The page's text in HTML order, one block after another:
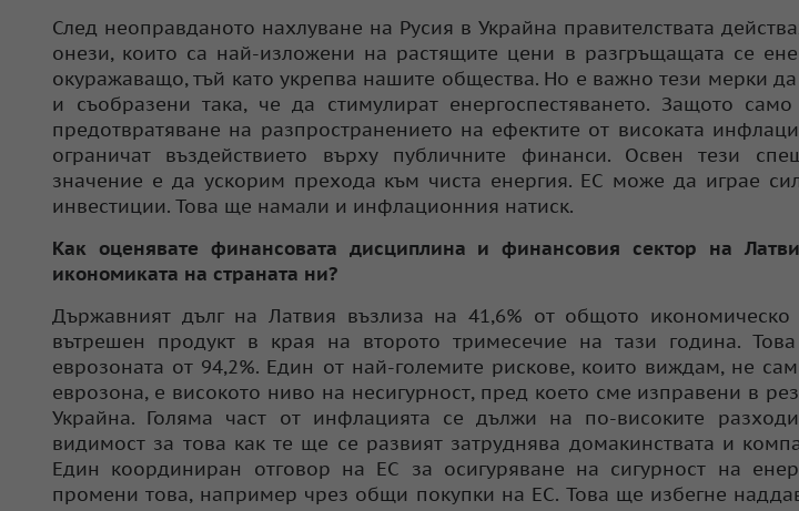
След неоправданото нахлуване на Русия в Украйна правителствата
онези, които са най-изложени на растящите цени в разгръщащата се
окуражаващо, тъй като укрепва нашите общества. Но е важно тези мерки
и съобразени така, че да стимулират енергоспестяването. Защото
предотвратяване на разпространението на ефектите от високата
ограничат въздействието върху публичните финанси. Освен тези
значение е да ускорим прехода към чиста енергия. ЕС може да играе
инвестиции. Това ще намали и инфлационния натиск.
Как оценявате финансовата дисциплина и финансовия сектор на
икономиката на страната ни?
Държавният дълг на Латвия възлиза на 41,6% от общото икономическо
вътрешен продукт в края на второто тримесечие на тази година.
еврозоната от 94,2%. Един от най-големите рискове, които виждам, не
еврозона, е високото ниво на несигурност, пред което сме изправени в
Украйна. Голяма част от инфлацията се дължи на по-високите
видимост за това как те ще се развият затруднява домакинствата и
Един координиран отговор на ЕС за осигуряване на сигурност на
промени това, например чрез общи покупки на ЕС. Това ще избегне